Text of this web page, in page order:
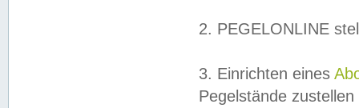
2. PEGELONLINE
3. Einrichten eines
Pegelstände